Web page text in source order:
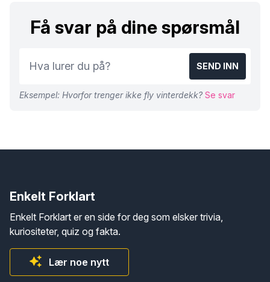
Få svar på dine spørsmål
SEND INN
Eksempel: Hvorfor trenger ikke fly vinterdekk? Se svar
Enkelt Forklart
Enkelt Forklart er en side for deg som elsker trivia,
kuriositeter, quiz og fakta.
Lær noe nytt